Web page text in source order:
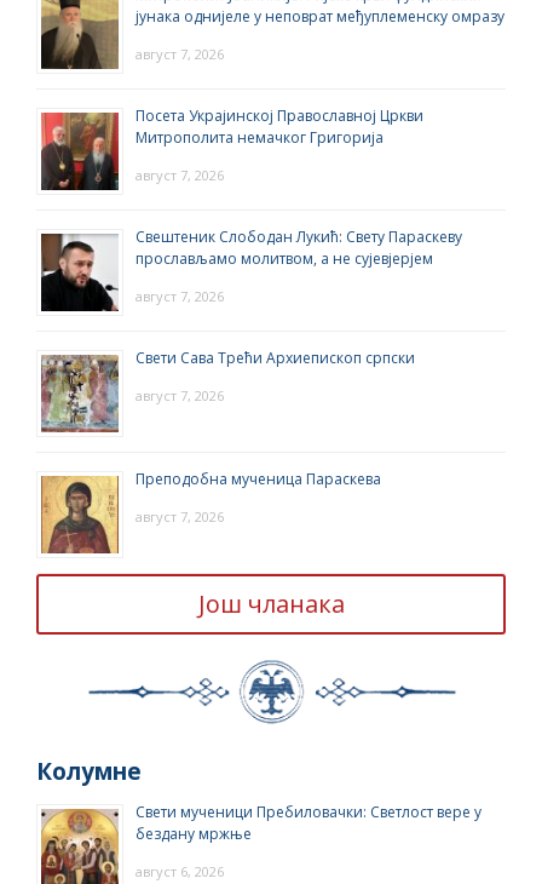
јунака однијеле у неповрат међуплеменску омразу
август 7, 2026
Посета Украјинској Православној Цркви
Митрополита немачког Григорија
август 7, 2026
Свештеник Слободан Лукић: Свету Параскеву
прослављамо молитвом, а не сујевјерјем
август 7, 2026
Свети Сава Трећи Архиепископ српски
август 7, 2026
Преподобна мученица Параскева
август 7, 2026
Још чланака
Колумне
Свети мученици Пребиловачки: Светлост вере у
бездану мржње
август 6, 2026